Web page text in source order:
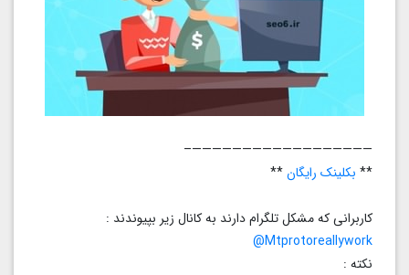
——————————————————–
**بکلینک رایگان**
کاربرانی که مشکل تلگرام دارند به کانال زیر بپیوندند :
Mtprotoreallywork@
نکته :